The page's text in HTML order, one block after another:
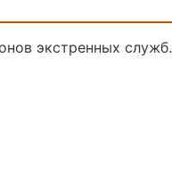
экстренных служб.